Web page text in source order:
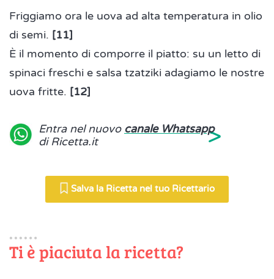
Friggiamo ora le uova ad alta temperatura in olio
di semi. [11]
È il momento di comporre il piatto: su un letto di
spinaci freschi e salsa tzatziki adagiamo le nostre
uova fritte. [12]
Entra nel nuovo canale Whatsapp
di Ricetta.it
>
Salva la Ricetta nel tuo Ricettario
Ti è piaciuta la ricetta?